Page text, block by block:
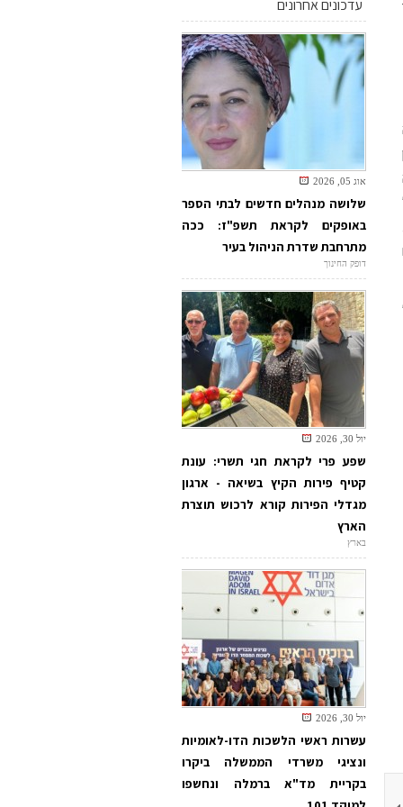
עדכונים אחרונים
אוג 05, 2026
שלושה מנהלים חדשים לבתי הספר
באופקים לקראת תשפ"ז: ככה
מתרחבת שדרת הניהול בעיר
דופק החינוך
יול 30, 2026
שפע פרי לקראת חגי תשרי: עונת
קטיף פירות הקיץ בשיאה - ארגון
מגדלי הפירות קורא לרכוש תוצרת
הארץ
בארץ
יול 30, 2026
עשרות ראשי הלשכות הדו-לאומיות
ונציגי משרדי הממשלה ביקרו
בקריית מד"א ברמלה ונחשפו